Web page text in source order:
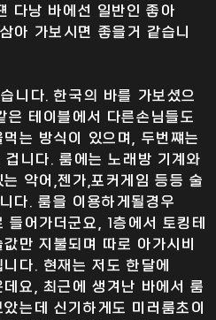
다낭 바에선 일반인 좋아
아 가보시면 좋을거 같습니
니다. 한국의 바를 가보셨으
은 테이블에서 다른손님들도
는 방식이 있으며, 두번쨰는
니다. 룸에는 노래방 기계와
악어,젠가,포커게임 등등 술
다. 룸을 이용하게될경우
어가더군요, 1층에서 토킹테
만 지불되며 따로 아가시비
다. 현재는 저도 한달에
요, 최근에 생겨난 바에서 룸
는데 신기하게도 미러룸초이